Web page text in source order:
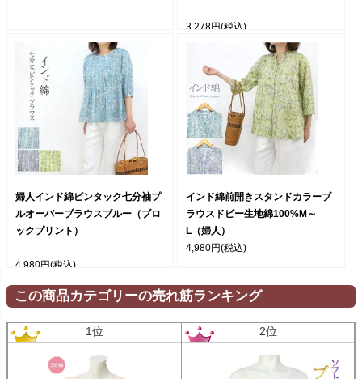
3,278円(税込)
婦人インド綿ピンタック七分袖プ
ルオーバーブラウスブルー（ブロ
ックプリント）
4,980円(税込)
インド綿前開きスタンドカラーブ
ラウスドビー生地綿100%M～
L（婦人）
4,980円(税込)
この商品カテゴリーの売れ筋ランキング
1位 2位